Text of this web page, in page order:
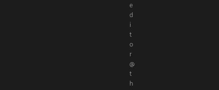
e
d
i
t
o
r
@
t
h